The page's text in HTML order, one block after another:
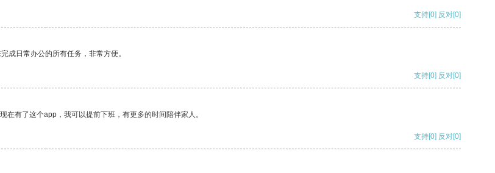
支持[0] 反对[0]
成日常办公的所有任务，非常方便。
支持[0] 反对[0]
有了这个app，我可以提前下班，有更多的时间陪伴家人。
支持[0] 反对[0]